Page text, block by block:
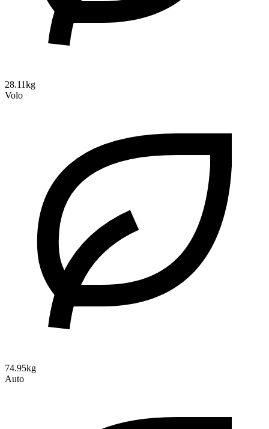
28.11kg
Volo
74.95kg
Auto